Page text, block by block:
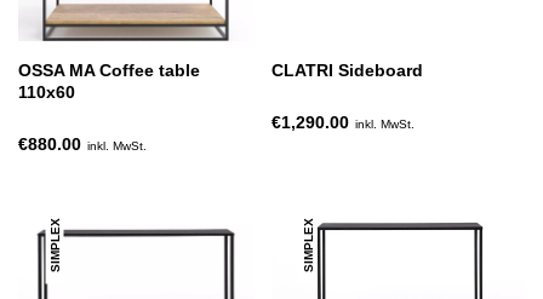
OSSA MA Coffee table
110x60
€880.00 inkl. MwSt.
CLATRI Sideboard
€1,290.00 inkl. MwSt.
SIMPLEX SIMPLEX